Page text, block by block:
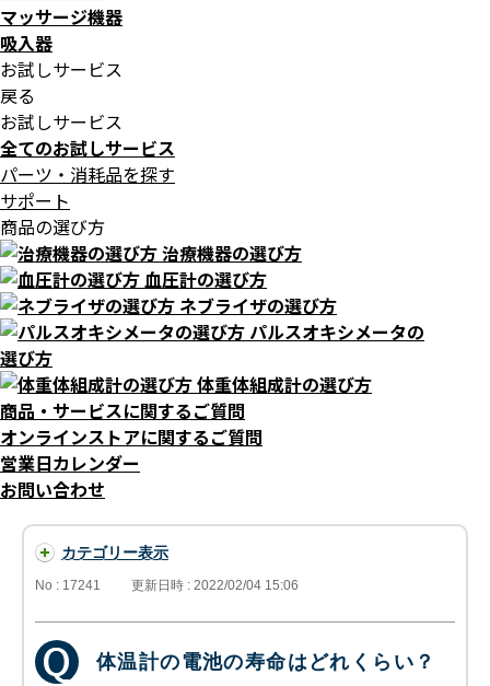
マッサージ機器
吸入器
お試しサービス
戻る
お試しサービス
全てのお試しサービス
パーツ・消耗品を探す
サポート
商品の選び方
治療機器の選び方
血圧計の選び方
ネブライザの選び方
パルスオキシメータの
選び方
体重体組成計の選び方
商品・サービスに関するご質問
オンラインストアに関するご質問
営業日カレンダー
お問い合わせ
カテゴリー表示
No : 17241 更新日時 : 2022/02/04 15:06
体温計の電池の寿命はどれくらい？